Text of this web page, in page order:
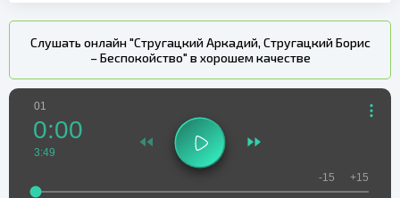
Слушать онлайн "Стругацкий Аркадий, Стругацкий Борис
– Беспокойство" в хорошем качестве
01
0:00
3:49
-15 +15